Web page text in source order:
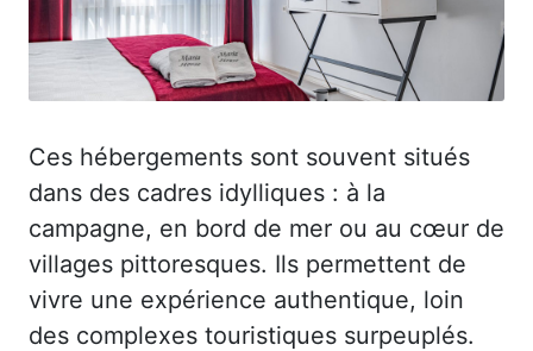
Ces hébergements sont souvent situés
dans des cadres idylliques : à la
campagne, en bord de mer ou au cœur de
villages pittoresques. Ils permettent de
vivre une expérience authentique, loin
des complexes touristiques surpeuplés.